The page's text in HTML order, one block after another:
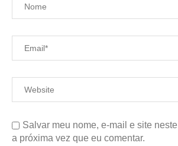
Salvar meu nome, e-mail e site
a próxima vez que eu comentar.